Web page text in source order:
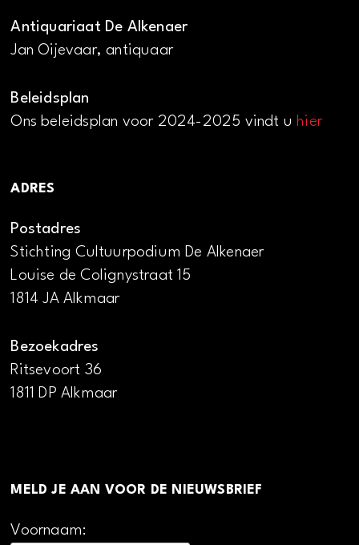
Antiquariaat De Alkenaer
Jan Oijevaar, antiquaar
Beleidsplan
Ons beleidsplan voor 2024-2025 vindt uhier
ADRES
Postadres
Stichting Cultuurpodium De Alkenaer
Louise de Colignystraat 15
1814 JA Alkmaar
Bezoekadres
Ritsevoort 36
1811 DP Alkmaar
MELD JE AAN VOOR DE NIEUWSBRIEF
Voornaam: